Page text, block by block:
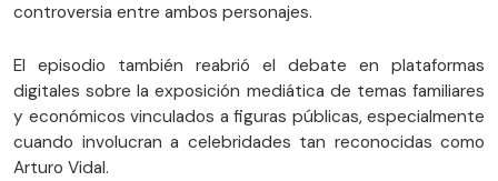
controversia entre ambos personajes.
El episodio también reabrió el debate en plataformas
digitales sobre la exposición mediática de temas familiares
y económicos vinculados a figuras públicas, especialmente
cuando involucran a celebridades tan reconocidas como
Arturo Vidal.